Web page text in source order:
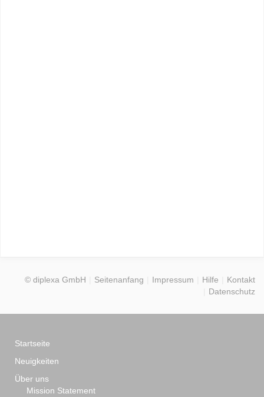
© diplexa GmbH Seitenanfang Impressum Hilfe
Kontakt
Datenschutz
Startseite
Neuigkeiten
Über uns
Mission Statement